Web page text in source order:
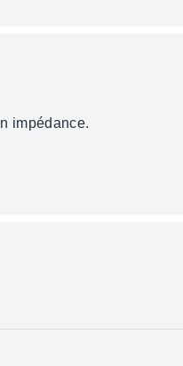
impédance.